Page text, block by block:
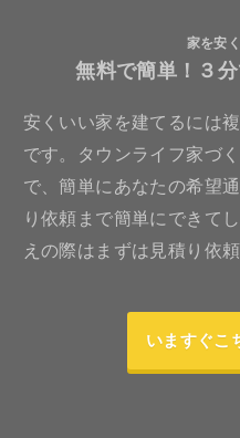
家を安
無料で簡単！３
安くいい家を建てるには
です。タウンライフ家づ
で、簡単にあなたの希望
り依頼まで簡単にできて
えの際はまずは見積り依
いますぐこ